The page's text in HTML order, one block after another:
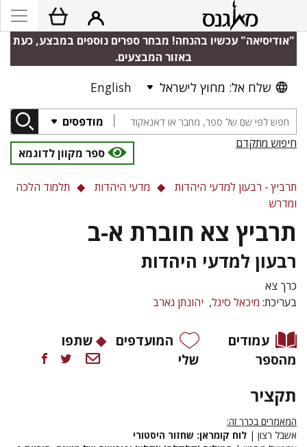
"אודיסיאה" עכשיו בהנחה! מבחר ספרים נוספים במבצע, כעת
באזור המבצעים.
שלח אל: מחוץ לישראל English
מודפסים
חיפוש מתקדם
ספר מקוון לדוגמא
תרביץ - רבעון למדעי היהדות מדעי היהדות
תלמוד הלכה
ומדרש
תרביץ צא חוברת א-ב
רבעון למדעי היהדות
כרך צא
בעריכת: מיכאל סיגל יהונתן גארב
עמודים
מהספר
המועדפים
שלי
שתפו
תקציר
המאמרים בכרך זה:
אשבל רצון | לוח קומראן: שחזור היסטורי